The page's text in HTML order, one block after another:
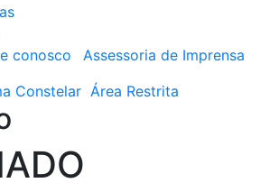
conosco
Assessoria de Imprensa
Constelar Área Restrita